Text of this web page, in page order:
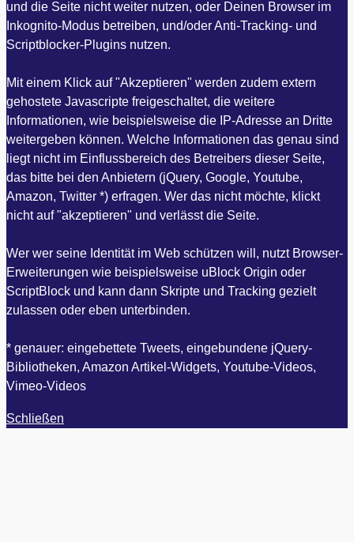
und die Seite nicht weiter nutzen, oder Deinen Browser im
Inkognito-Modus betreiben, und/oder Anti-Tracking- und
Scriptblocker-Plugins nutzen.
Mit einem Klick auf "Akzeptieren" werden zudem extern
gehostete Javascripte freigeschaltet, die weitere
Informationen, wie beispielsweise die IP-Adresse an Dritte
weitergeben können. Welche Informationen das genau sind
liegt nicht im Einflussbereich des Betreibers dieser Seite,
das bitte bei den Anbietern (jQuery, Google, Youtube,
Amazon, Twitter *) erfragen. Wer das nicht möchte, klickt
nicht auf "akzeptieren" und verlässt die Seite.
Wer wer seine Identität im Web schützen will, nutzt Browser-
Erweiterungen wie beispielsweise uBlock Origin oder
ScriptBlock und kann dann Skripte und Tracking gezielt
zulassen oder eben unterbinden.
* genauer: eingebettete Tweets, eingebundene jQuery-
Bibliotheken, Amazon Artikel-Widgets, Youtube-Videos,
Vimeo-Videos
Schließen